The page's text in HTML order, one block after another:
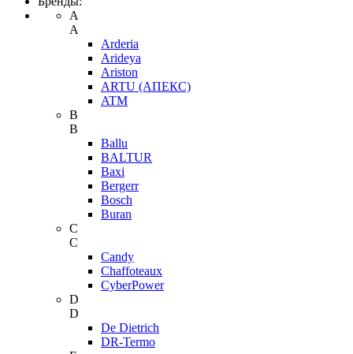
A
A
Arderia
Arideya
Ariston
ARTU (АПЕКС)
ATM
B
B
Ballu
BALTUR
Baxi
Bergerr
Bosch
Buran
C
C
Candy
Chaffoteaux
CyberPower
D
D
De Dietrich
DR-Termo